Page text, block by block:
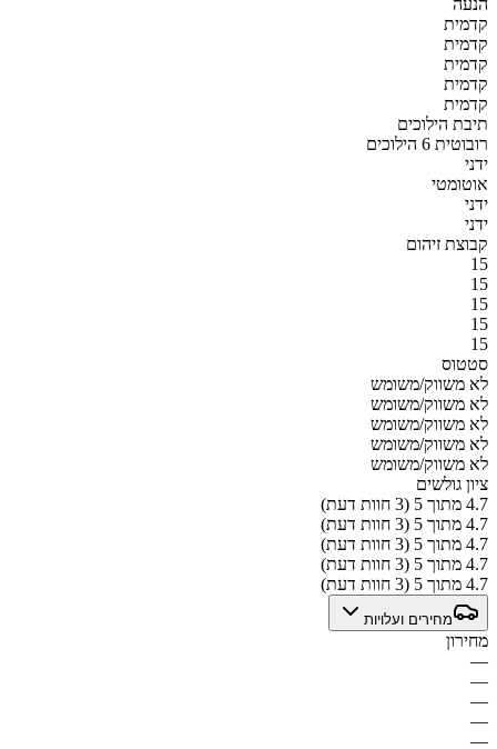
קדמית
קדמית
קדמית
קדמית
קדמית
תיבת הילוכים
רובוטית 6 הילוכים
ידני
אוטומטי
ידני
ידני
קבוצת זיהום
15
15
15
15
15
סטטוס
לא משווק/משומש
לא משווק/משומש
לא משווק/משומש
לא משווק/משומש
לא משווק/משומש
ציון גולשים
4.7 מתוך 5 (3 חוות דעת)
4.7 מתוך 5 (3 חוות דעת)
4.7 מתוך 5 (3 חוות דעת)
4.7 מתוך 5 (3 חוות דעת)
4.7 מתוך 5 (3 חוות דעת)
מחירים ועלויות
מחירון
—
—
—
—
—